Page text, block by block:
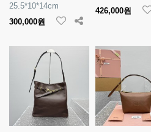
25.5*10*14cm
300,000원
426,000원